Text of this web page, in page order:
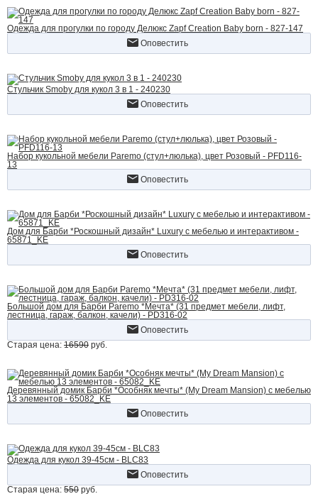
Одежда для прогулки по городу Делюкс Zapf Creation Baby born - 827-147
Оповестить
Стульчик Smoby для кукол 3 в 1 - 240230
Оповестить
Набор кукольной мебели Paremo (стул+люлька), цвет Розовый - PFD116-
13
Оповестить
Дом для Барби *Роскошный дизайн* Luxury с мебелью и интерактивом -
65871_KE
Оповестить
Большой дом для Барби Paremo *Мечта* (31 предмет мебели, лифт,
лестница, гараж, балкон, качели) - PD316-02
Оповестить
Старая цена: 16590 руб.
Деревянный домик Барби *Особняк мечты* (My Dream Mansion) с мебелью
13 элементов - 65082_KE
Оповестить
Одежда для кукол 39-45см - BLC83
Оповестить
Старая цена: 550 руб.